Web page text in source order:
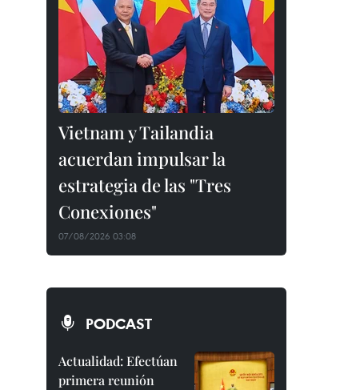
Vietnam y Tailandia
acuerdan impulsar la
estrategia de las "Tres
Conexiones"
07/08/2026 03:08
PODCAST
Actualidad: Efectúan
primera reunión